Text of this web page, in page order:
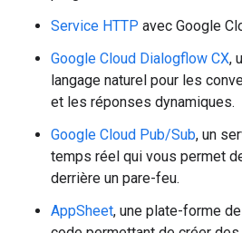
Service HTTP avec Google
Google Cloud Dialogflow CX,
langage naturel pour les
et les réponses dynamiques.
Google Cloud Pub/Sub, un
temps réel qui vous permet
derrière un pare-feu.
AppSheet, une plate-forme